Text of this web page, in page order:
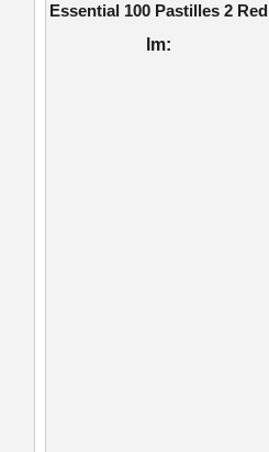
Essential 100 Pastilles 2 Red
lm: